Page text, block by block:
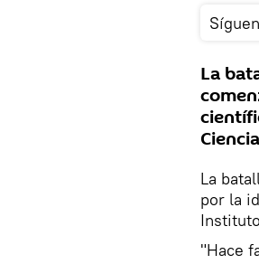
La
La
por la
"Hace